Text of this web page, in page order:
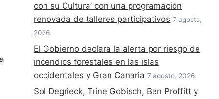
con su Cultura’ con una programación
renovada de talleres participativos 7 agosto,
2026
El Gobierno declara la alerta por riesgo de
incendios forestales en las islas
occidentales y Gran Canaria 7 agosto, 2026
Sol Degrieck, Trine Gobisch, Ben Proffitt y